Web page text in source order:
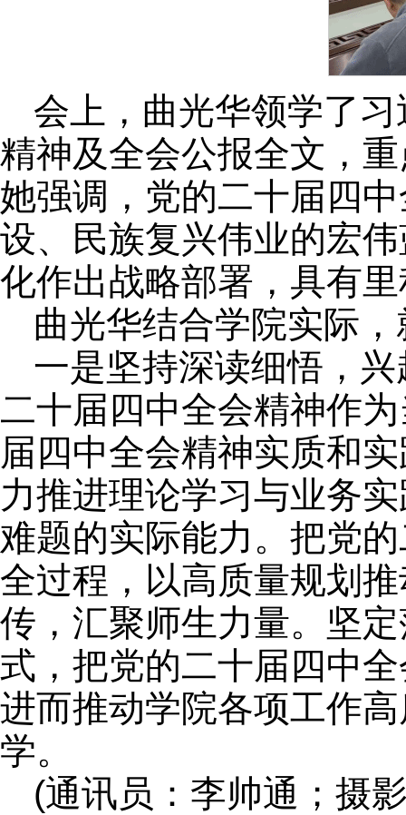
会上，曲光华领学了
精神及全会公报全文，
她强调，党的二十届四
设、民族复兴伟业的宏
化作出战略部署，具有
曲光华结合学院实际
一是坚持深读细悟，
二十届四中全会精神作
届四中全会精神实质和
力推进理论学习与业务
难题的实际能力。把党
全过程，以高质量规划
传，汇聚师生力量。坚
式，把党的二十届四中
进而推动学院各项工作
学。
(通讯员：李帅通；摄